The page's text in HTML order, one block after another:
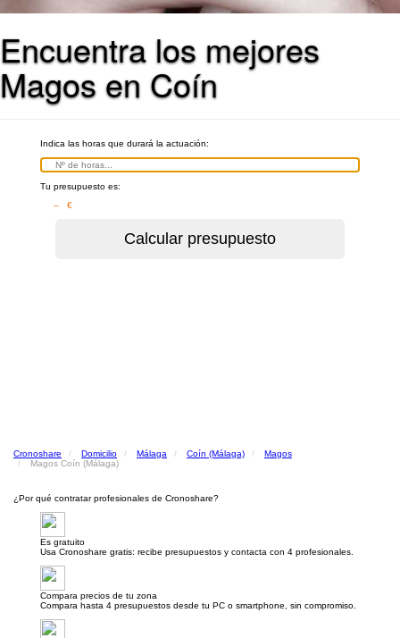
Encuentra los mejores
Magos en Coín
Indica las horas que durará la actuación:
Tu presupuesto es:
– €
Cronoshare Domicilio Málaga Coín (Málaga)
Magos
Magos Coín (Málaga)
¿Por qué contratar profesionales de Cronoshare?
Es gratuito
Usa Cronoshare gratis: recibe presupuestos y contacta con 4 profesionales.
Compara precios de tu zona
Compara hasta 4 presupuestos desde tu PC o smartphone, sin compromiso.